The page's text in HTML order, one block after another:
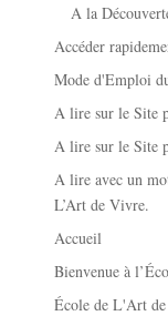
A la
Accéder
Mode d'Emploi
A lire sur le Site
A lire sur le Site
A lire avec un
L’Art de Vivre.
Accueil
Bienvenue à
École de L'Art